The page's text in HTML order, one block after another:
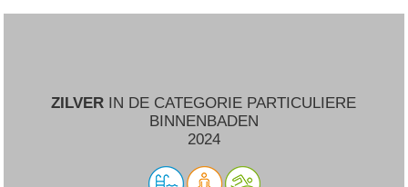
ZILVER IN DE CATEGORIE PARTICULIERE
BINNENBADEN
2024